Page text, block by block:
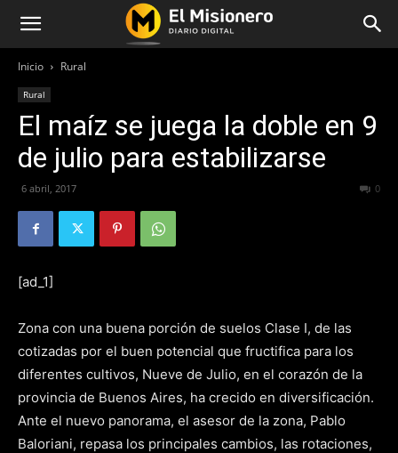
Inicio Rural
Rural
El maíz se juega la doble en 9
de julio para estabilizarse
6 abril, 2017 0
[ad_1]
Zona con una buena porción de suelos Clase I, de las
cotizadas por el buen potencial que fructifica para los
diferentes cultivos, Nueve de Julio, en el corazón de la
provincia de Buenos Aires, ha crecido en diversificación.
Ante el nuevo panorama, el asesor de la zona, Pablo
Baloriani, repasa los principales cambios, las rotaciones,